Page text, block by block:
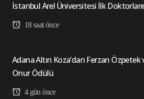
İstanbul Arel Üniversitesi İlk
18 saat önce
Adana Altın Koza’dan Ferzan Özpetek
Onur Ödülü
4 gün önce